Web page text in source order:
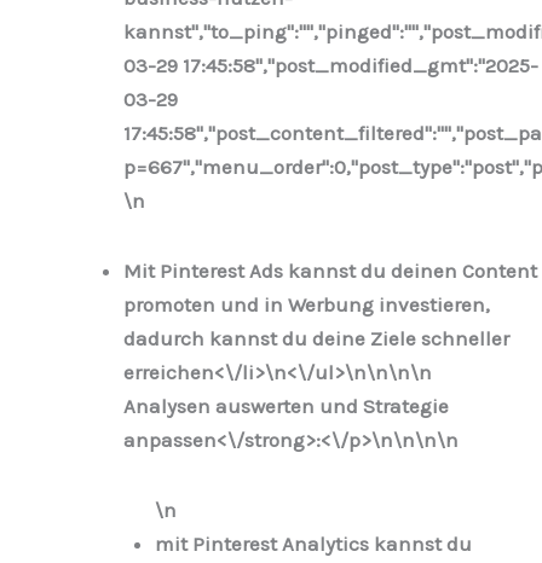
03-29 17:45:58","post_modified_gmt":"2025-
03-29
\n
Mit Pinterest Ads kannst du deinen Content
promoten und in Werbung investieren,
dadurch kannst du deine Ziele schneller
erreichen<\/li>\n<\/ul>\n\n\n\n
Analysen auswerten und Strategie
anpassen<\/strong>:<\/p>\n\n\n\n
\n
mit Pinterest Analytics kannst du